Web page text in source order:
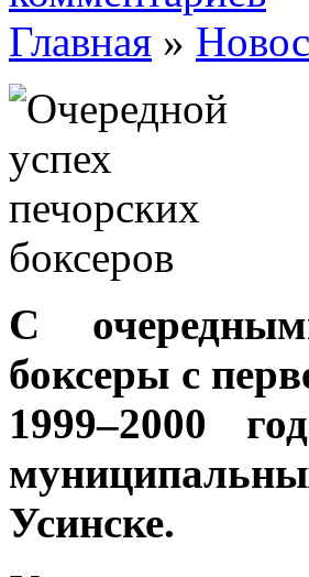
Главная »
С
боксеры с
1999–2000
Усинске.